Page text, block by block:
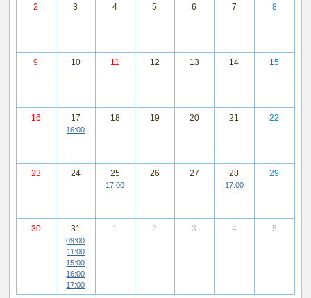
2 3 4 5 6 7 8
9 10 11 12 13 14 15
16 17
16:00
18 19 20 21 22
23 24 25
17:00
26 27 28
17:00
29
30 31
09:00
11:00
15:00
16:00
17:00
1 2 3 4 5